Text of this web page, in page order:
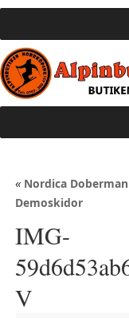
«Nordica
Demoskidor
IMG-
V